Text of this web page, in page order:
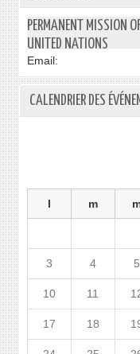
PERMANENT MISSION
UNITED NATIONS
Email:
CALENDRIER DES
l m
3 4 5
10 11
17 18